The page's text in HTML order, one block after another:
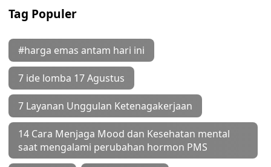
Tag Populer
#harga emas antam hari ini
7 ide lomba 17 Agustus
7 Layanan Unggulan Ketenagakerjaan
14 Cara Menjaga Mood dan Kesehatan mental
saat mengalami perubahan hormon PMS